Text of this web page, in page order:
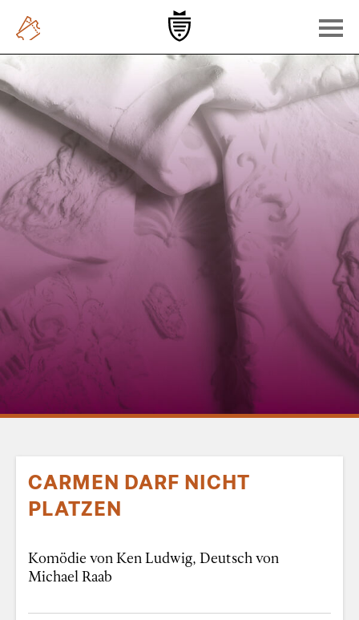
CARMEN DARF NICHT
PLATZEN
Komödie von Ken Ludwig, Deutsch von
Michael Raab